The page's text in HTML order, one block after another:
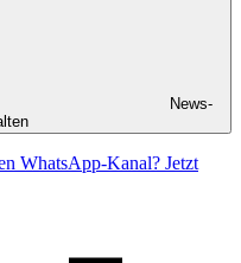
News-
WhatsApp-Kanal? Jetzt